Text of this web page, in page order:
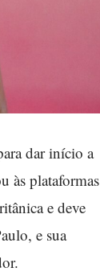
dar início a
às plataformas
e deve
e sua